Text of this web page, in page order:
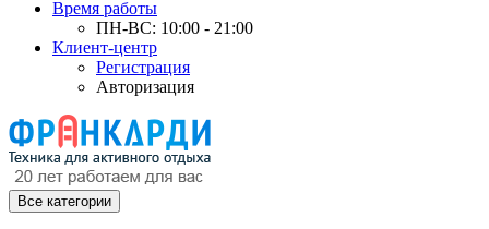
Время работы
ПН-ВС: 10:00 - 21:00
Клиент-центр
Регистрация
Авторизация
Все категории